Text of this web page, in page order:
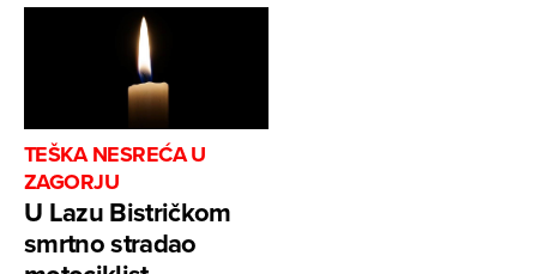
TEŠKA NESREĆA U
ZAGORJU
U Lazu Bistričkom
smrtno stradao